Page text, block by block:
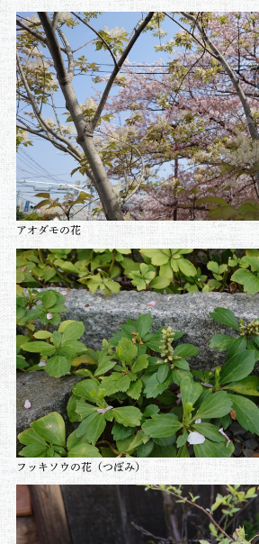
アオダモの花
フッキソウの花（つぼみ）